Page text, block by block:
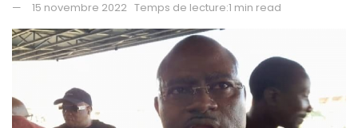
15 novembre 2022 Temps de lecture:1 min read